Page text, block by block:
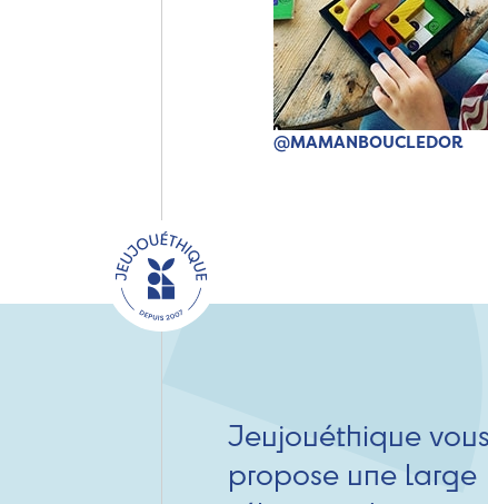
@MAMANBOUCLEDOR
Jeujouéthique vous
propose une large